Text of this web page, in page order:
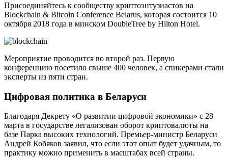
Присоединяйтесь к сообществу криптоэнтузиастов на
Blockchain & Bitcoin Conference Belarus, которая состоится 10
октября 2018 года в минском DoubleTree by Hilton Hotel.
Мероприятие проводится во второй раз. Первую
конференцию посетило свыше 400 человек, а спикерами стали
эксперты из пяти стран.
Цифровая политика в Беларуси
Благодаря Декрету «О развитии цифровой экономики» с 28
марта в государстве легализован оборот криптовалюты на
базе Парка высоких технологий. Премьер-министр Беларуси
Андрей Кобяков заявил, что если этот опыт будет удачным, то
практику можно применить в масштабах всей страны.